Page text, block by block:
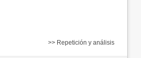
>> Repetición y análisis